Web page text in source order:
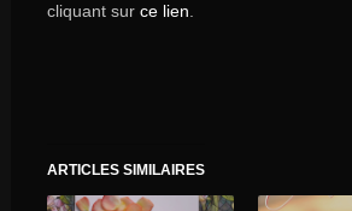
cliquant sur ce lien
ARTICLES SIMILAIRES